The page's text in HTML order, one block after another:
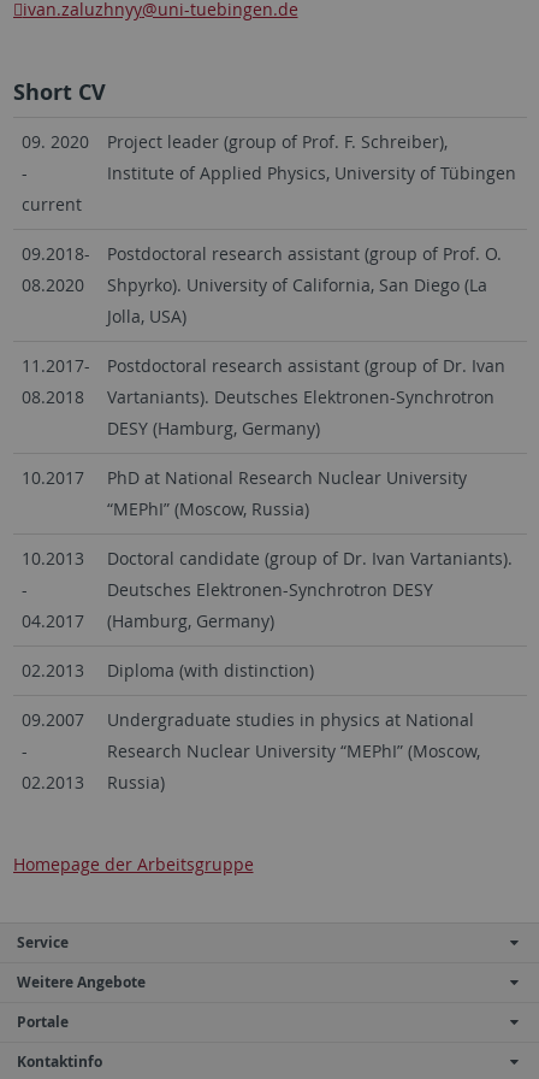
ivan.zaluzhnyy@uni-tuebingen.de
Short CV
09. 2020
-
current
Project leader (group of Prof. F. Schreiber),
Institute of Applied Physics, University of Tübingen
09.2018-
08.2020
Postdoctoral research assistant (group of Prof. O.
Shpyrko). University of California, San Diego (La
Jolla, USA)
11.2017-
08.2018
Postdoctoral research assistant (group of Dr. Ivan
Vartaniants). Deutsches Elektronen-Synchrotron
DESY (Hamburg, Germany)
10.2017
PhD at National Research Nuclear University
“MEPhI” (Moscow, Russia)
10.2013
-
04.2017
Doctoral candidate (group of Dr. Ivan Vartaniants).
Deutsches Elektronen-Synchrotron DESY
(Hamburg, Germany)
02.2013 Diploma (with distinction)
09.2007
-
02.2013
Undergraduate studies in physics at National
Research Nuclear University “MEPhI” (Moscow,
Russia)
Homepage der Arbeitsgruppe
Service
Weitere Angebote
Portale
Kontaktinfo